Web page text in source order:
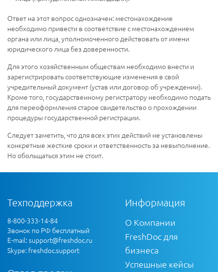
Ответ на этот вопрос однозначен: местонахождение
необходимо привести в соответствие с местонахождением
органа или лица, уполномоченного действовать от имени
юридического лица без доверенности.
Для этого хозяйственным обществам необходимо внести и
зарегистрировать соответствующие изменения в свой
учредительный документ (устав или договор об учреждении).
Кроме того, государственному регистратору необходимо подать
для переоформления старое свидетельство о прохождении
процедуры государственной регистрации.
Следует заметить, что для всех этих действий не установлены
конкретные жесткие сроки и ответственность за невыполнение.
Но обольщаться этим не стоит.
Техподдержка
8-800-333-14-84
Звонок по РФ бесплатный
E-mail:support@freshdoc.ru
Skype: freshdoc.support
Информация
О Компании
FreshDoc для
бизнеса
Успешные кейсы